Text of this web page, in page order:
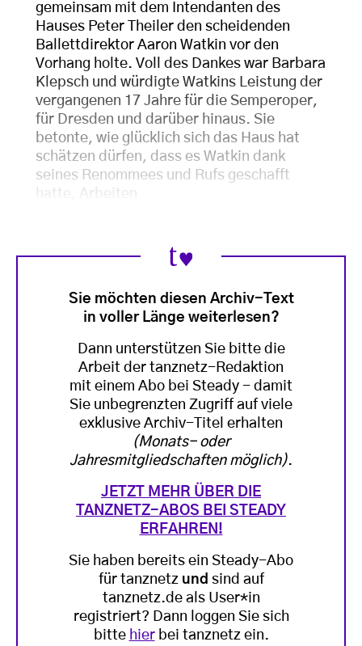
gemeinsam mit dem Intendanten des
Hauses Peter Theiler den scheidenden
Ballettdirektor Aaron Watkin vor den
Vorhang holte. Voll des Dankes war Barbara
Klepsch und würdigte Watkins Leistung der
vergangenen 17 Jahre für die Semperoper,
für Dresden und darüber hinaus. Sie
betonte, wie glücklich sich das Haus hat
schätzen dürfen, dass es Watkin dank
seines Renommees und Rufs geschafft
hatte, Arbeiten
Sie möchten diesen Archiv-Text
in voller Länge weiterlesen?
Dann unterstützen Sie bitte die
Arbeit der tanznetz-Redaktion
mit einem Abo bei Steady - damit
Sie unbegrenzten Zugriff auf viele
exklusive Archiv-Titel erhalten
(Monats- oder
Jahresmitgliedschaften möglich).
JETZT MEHR ÜBER DIE
TANZNETZ-ABOS BEI STEADY
ERFAHREN!
Sie haben bereits ein Steady-Abo
für tanznetz und sind auf
tanznetz.de als User*in
registriert? Dann loggen Sie sich
bitte hierbei tanznetz ein.